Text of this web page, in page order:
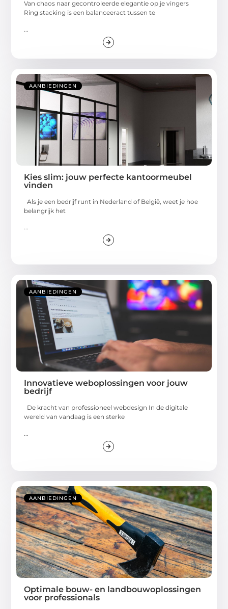
Van chaos naar gecontroleerde elegantie op je vingers
Ring stacking is een balanceeract tussen te
AANBIEDINGEN
Kies slim: jouw perfecte kantoormeubel
vinden
Als je een bedrijf runt in Nederland of België, weet je hoe
belangrijk het
...
AANBIEDINGEN
Innovatieve weboplossingen voor jouw
bedrijf
De kracht van professioneel webdesign In de digitale
wereld van vandaag is een sterke
AANBIEDINGEN
Optimale bouw- en landbouwoplossingen
voor professionals